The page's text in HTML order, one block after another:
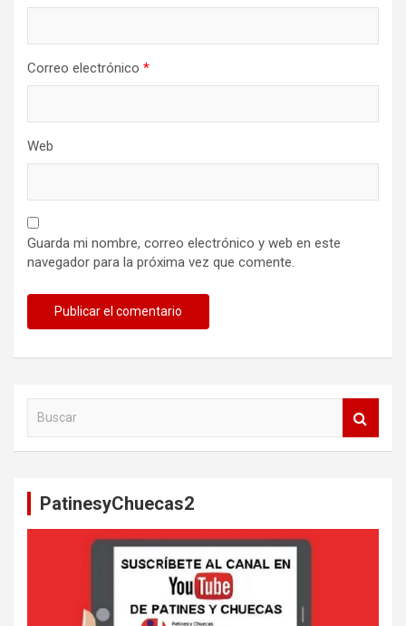
Correo electrónico *
Web
Guarda mi nombre, correo electrónico y web en este
navegador para la próxima vez que comente.
PatinesyChuecas2